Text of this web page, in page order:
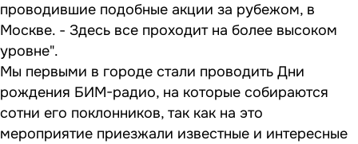
проводившие подобные акции за рубежом, в
Москве. - Здесь все проходит на более высоком
уровне".
Мы первыми в городе стали проводить Дни
рождения БИМ-радио, на которые собираются
сотни его поклонников, так как на это
мероприятие приезжали известные и интересные